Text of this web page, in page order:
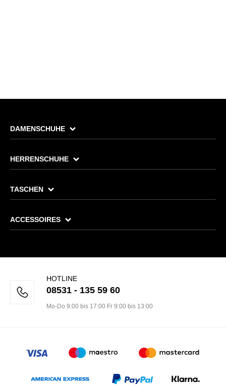
DAMENSCHUHE
HERRENSCHUHE
TASCHEN
ACCESSOIRES
HOTLINE
08531 - 135 59 60
Mo-Do 9:00 bis 17:00 Fr 9:00 bis 13:00